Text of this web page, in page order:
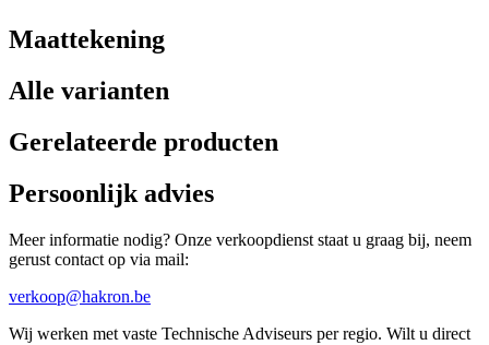
Maattekening
Alle varianten
Gerelateerde producten
Persoonlijk advies
Meer informatie nodig? Onze verkoopdienst staat u graag bij, neem
gerust contact op via mail:
verkoop@hakron.be
Wij werken met vaste Technische Adviseurs per regio. Wilt u direct